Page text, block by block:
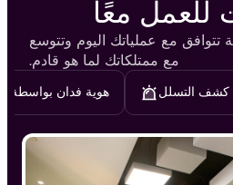
معًا
تتوافق مع عملياتك اليوم وتتوسع
مع ممتلكاتك لما هو قادم.
كشف التسلل هوية فدان بواسطة TDS